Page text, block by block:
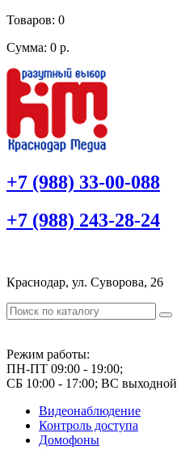
Товаров: 0
Сумма: 0 р.
+7 (988) 33-00-088
+7 (988) 243-28-24
Краснодар, ул. Суворова, 26
Режим работы:
ПН-ПТ 09:00 - 19:00;
СБ 10:00 - 17:00; ВС выходной
Видеонаблюдение
Контроль доступа
Домофоны